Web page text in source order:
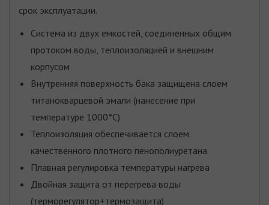
срок эксплуатации.
Система из двух емкостей, соединенных общим
протоком воды, теплоизоляцией и внешним
корпусом
Внутренняя поверхность бака защищена слоем
титанокварцевой эмали (нанесение при
температуре 1000°C)
Теплоизоляция обеспечивается слоем
качественного плотного пенополиуретана
Плавная регулировка температуры нагрева
Двойная защита от перегрева воды
(терморегулятор+термозащита)